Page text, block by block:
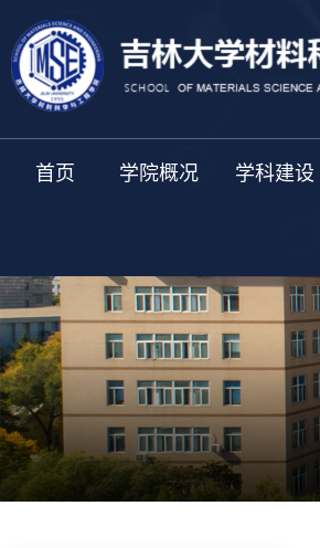
首页 学院概况 学科建设